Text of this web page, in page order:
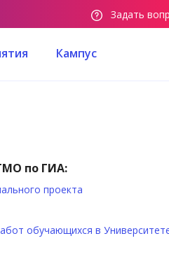
Задать
Кампус
по ГИА:
проекта
обучающихся в